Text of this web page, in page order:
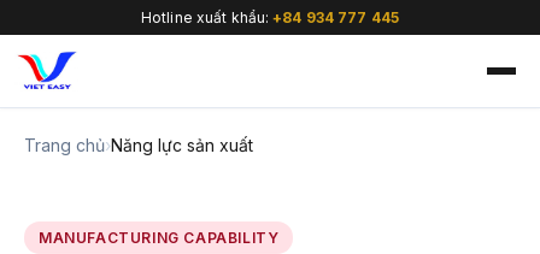
Hotline xuất khẩu:+84 934 777 445
Trang chủ›Năng lực sản xuất
MANUFACTURING CAPABILITY